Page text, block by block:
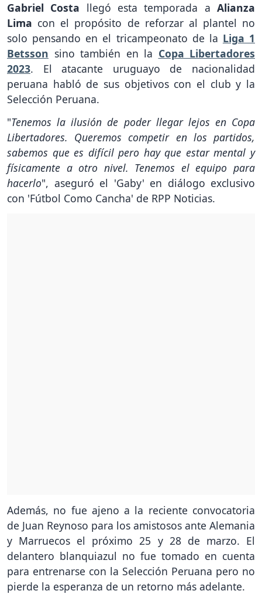
Gabriel Costa llegó esta temporada aAlianza
Lima con el propósito de reforzar al plantel no
solo pensando en el tricampeonato de la Liga 1
Betsson sino también en la Copa Libertadores
2023. El atacante uruguayo de nacionalidad
peruana habló de sus objetivos con el club y la
Selección Peruana.
"Tenemos la ilusión de poder llegar lejos en Copa
Libertadores. Queremos competir en los partidos,
sabemos que es difícil pero hay que estar mental y
físicamente a otro nivel. Tenemos el equipo para
hacerlo", aseguró el 'Gaby' en diálogo exclusivo
con 'Fútbol Como Cancha' de RPP Noticias.
Además, no fue ajeno a la reciente convocatoria
de Juan Reynoso para los amistosos ante Alemania
y Marruecos el próximo 25 y 28 de marzo. El
delantero blanquiazul no fue tomado en cuenta
para entrenarse con la Selección Peruana pero no
pierde la esperanza de un retorno más adelante.